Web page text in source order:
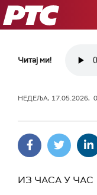
РТС
Читај ми!
НЕДЕЉА, 17.05.2026,
ИЗ ЧАСА У ЧАС